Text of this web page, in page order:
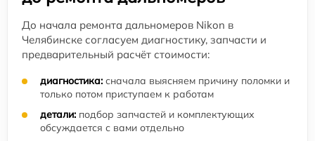
До начала ремонта дальномеров Nikon в
Челябинске согласуем диагностику, запчасти и
предварительный расчёт стоимости:
диагностика: сначала выясняем причину поломки и
только потом приступаем к работам
детали: подбор запчастей и комплектующих
обсуждается с вами отдельно